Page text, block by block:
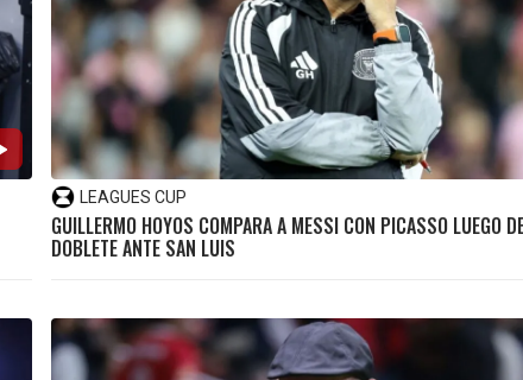
LEAGUES CUP
GUILLERMO HOYOS COMPARA A MESSI CON PICASSO LUEGO
DOBLETE ANTE SAN LUIS